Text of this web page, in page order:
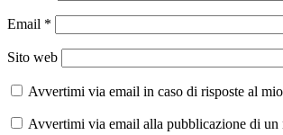
Email *
Sito web
Avvertimi via email in caso di risposte al
Avvertimi via email alla pubblicazione di un